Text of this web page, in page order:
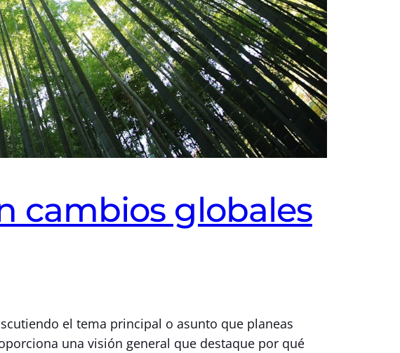
cambios globales
el tema principal o asunto que planeas
una visión general que destaque por qué